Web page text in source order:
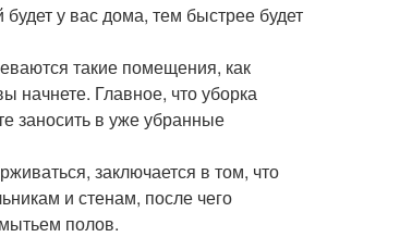
у вас дома, тем быстрее будет
такие помещения, как
начнете. Главное, что уборка
заносить в уже убранные
заключается в том, что
и стенам, после чего
полов.